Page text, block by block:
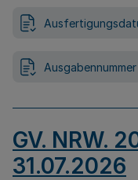
Ausgabennummer
GV. NRW.
31.07.2026